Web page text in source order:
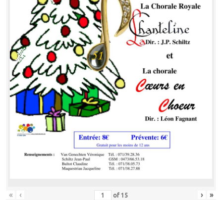
« ‹ of 15 › »